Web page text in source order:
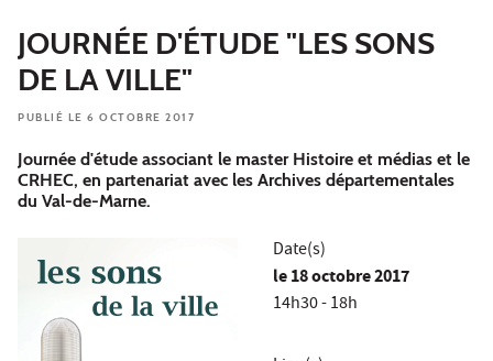
JOURNÉE D'ÉTUDE "LES SONS
DE LA VILLE"
PUBLIÉ LE 6 OCTOBRE 2017
Journée d'étude associant le master Histoire et médias et le
CRHEC, en partenariat avec les Archives départementales
du Val-de-Marne.
Date(s)
le18 octobre 2017
14h30 - 18h